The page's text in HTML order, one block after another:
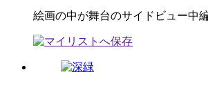
絵画の中が舞台のサイドビュー中